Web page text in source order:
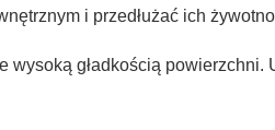
i przedłużać ich
gładkością powierzchni.